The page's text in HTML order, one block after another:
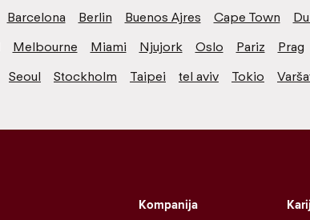
Barcelona Berlin Buenos Ajres Cape Town
Melbourne Miami Njujork Oslo Pariz
Prag
Seoul Stockholm Taipei tel aviv Tokio
Kompanija